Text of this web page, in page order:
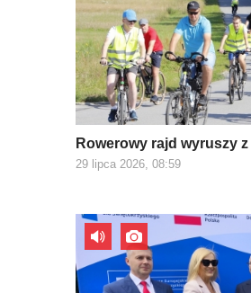
Rowerowy rajd wyruszy
29 lipca 2026, 08:59